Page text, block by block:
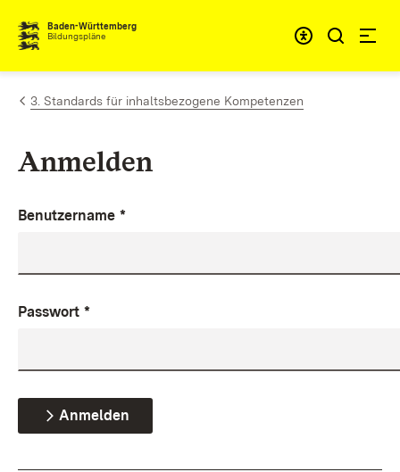
Zum Inhalt springen
Baden-Württemberg
Bildungspläne
3. Standards für inhaltsbezogene Kompetenzen
Anmelden
Benutzername *
Passwort *
Anmelden